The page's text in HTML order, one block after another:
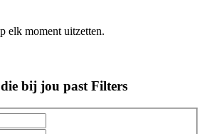
elk moment uitzetten.
bij jou past Filters